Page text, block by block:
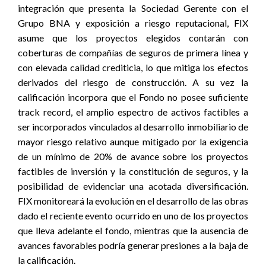
integración que presenta la Sociedad Gerente con el
Grupo BNA y exposición a riesgo reputacional, FIX
asume que los proyectos elegidos contarán con
coberturas de compañías de seguros de primera línea y
con elevada calidad crediticia, lo que mitiga los efectos
derivados del riesgo de construcción. A su vez la
calificación incorpora que el Fondo no posee suficiente
track record, el amplio espectro de activos factibles a
ser incorporados vinculados al desarrollo inmobiliario de
mayor riesgo relativo aunque mitigado por la exigencia
de un mínimo de 20% de avance sobre los proyectos
factibles de inversión y la constitución de seguros, y la
posibilidad de evidenciar una acotada diversificación.
FIX monitoreará la evolución en el desarrollo de las obras
dado el reciente evento ocurrido en uno de los proyectos
que lleva adelanteel fondo, mientras que la ausencia de
avances favorables podría generar presiones a la baja de
la calificación.